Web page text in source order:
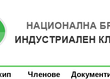
Членове